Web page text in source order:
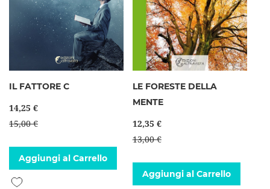
IL FATTORE C
14,25 €
15,00 €
Aggiungi al Carrello
Aggiungi alla lista desideri
LE FORESTE DELLA
MENTE
12,35 €
13,00 €
Aggiungi al Carrello